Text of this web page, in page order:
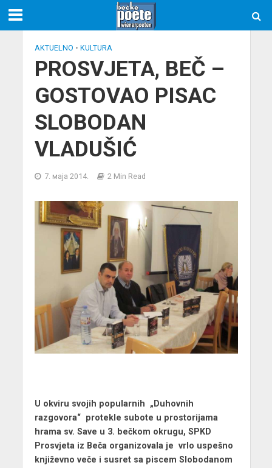
AKTUELNO • KULTURA
PROSVJETA, BEČ –
GOSTOVAO PISAC
SLOBODAN
VLADUŠIĆ
7. маја 2014. 2 Min Read
U okviru svojih popularnih „Duhovnih
razgovora“ protekle subote u prostorijama
hrama sv. Save u 3. bečkom okrugu, SPKD
Prosvjeta iz Beča organizovala je vrlo uspešno
književno veče i susret sa piscem Slobodanom